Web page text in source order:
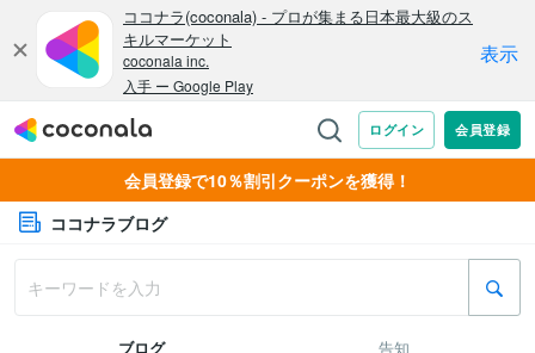
会員登録で10％割引クーポンを獲得！
ココナラブログ
ブログ 告知